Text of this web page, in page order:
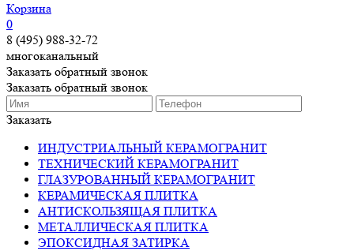
Корзина
0
8 (495) 988-32-72
многоканальный
Заказать обратный звонок
Заказать обратный звонок
Заказать
ИНДУСТРИАЛЬНЫЙ КЕРАМОГРАНИТ
ТЕХНИЧЕСКИЙ КЕРАМОГРАНИТ
ГЛАЗУРОВАННЫЙ КЕРАМОГРАНИТ
КЕРАМИЧЕСКАЯ ПЛИТКА
АНТИСКОЛЬЗЯЩАЯ ПЛИТКА
МЕТАЛЛИЧЕСКАЯ ПЛИТКА
ЭПОКСИДНАЯ ЗАТИРКА